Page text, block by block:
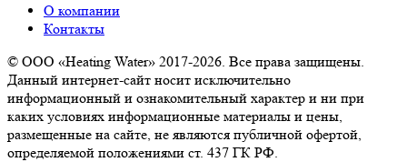
О компании
Контакты
© ООО «Heating Water» 2017-2026. Все права защищены.
Данный интернет-сайт носит исключительно
информационный и ознакомительный характер и ни при
каких условиях информационные материалы и цены,
размещенные на сайте, не являются публичной офертой,
определяемой положениями ст. 437 ГК РФ.